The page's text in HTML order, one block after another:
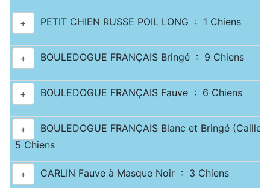
+ PETIT CHIEN RUSSE POIL LONG : 1 Chiens
+ BOULEDOGUE FRANÇAIS Bringé : 9 Chiens
+ BOULEDOGUE FRANÇAIS Fauve : 6 Chiens
+
BOULEDOGUE FRANÇAIS Blanc et Bringé
5 Chiens
+ CARLIN Fauve à Masque Noir : 3 Chiens